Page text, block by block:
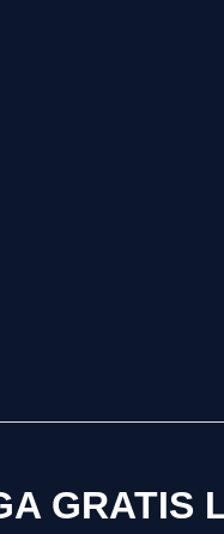
GRATIS